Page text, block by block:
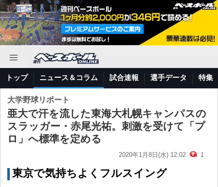
トップ ニュース＆コラム 試合速報 選手データ 特集
大学野球リポート
亜大で汗を流した東海大札幌キャンパスの
スラッガー・赤尾光祐。刺激を受けて「プ
ロ」へ標準を定める
2020年1月8日(水) 12:02 1
東京で気持ちよくフルスイング